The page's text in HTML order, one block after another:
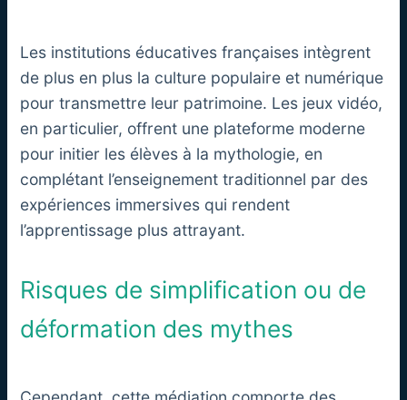
Les institutions éducatives françaises intègrent
de plus en plus la culture populaire et numérique
pour transmettre leur patrimoine. Les jeux vidéo,
en particulier, offrent une plateforme moderne
pour initier les élèves à la mythologie, en
complétant l’enseignement traditionnel par des
expériences immersives qui rendent
l’apprentissage plus attrayant.
Risques de simplification ou de
déformation des mythes